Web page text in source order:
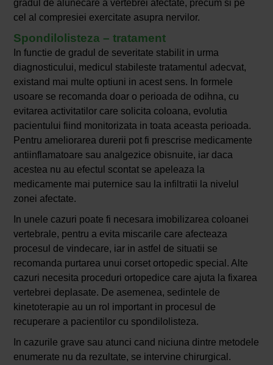
gradul de alunecare a vertebrei afectate, precum si pe
cel al compresiei exercitate asupra nervilor.
Spondilolisteza – tratament
In functie de gradul de severitate stabilit in urma
diagnosticului, medicul stabileste tratamentul adecvat,
existand mai multe optiuni in acest sens. In formele
usoare se recomanda doar o perioada de odihna, cu
evitarea activitatilor care solicita coloana, evolutia
pacientului fiind monitorizata in toata aceasta perioada.
Pentru ameliorarea durerii pot fi prescrise medicamente
antiinflamatoare sau analgezice obisnuite, iar daca
acestea nu au efectul scontat se apeleaza la
medicamente mai puternice sau la infiltratii la nivelul
zonei afectate.
In unele cazuri poate fi necesara imobilizarea coloanei
vertebrale, pentru a evita miscarile care afecteaza
procesul de vindecare, iar in astfel de situatii se
recomanda purtarea unui corset ortopedic special. Alte
cazuri necesita proceduri ortopedice care ajuta la fixarea
vertebrei deplasate. De asemenea, sedintele de
kinetoterapie au un rol important in procesul de
recuperare a pacientilor cu spondilolisteza.
In cazurile grave sau atunci cand niciuna dintre metodele
enumerate nu da rezultate, se intervine chirurgical.